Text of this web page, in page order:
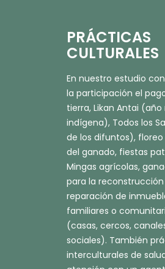
PRÁCTICAS
CULTURALES
En nuestro estudio
la participación el
tierra, Likan Antai (año
indígena), Todos los
de los difuntos),
del ganado, fiestas
Mingas agrícolas,
para la reconstrucción
reparación de
familiares o
(casas, cercos,
sociales). También
interculturales de